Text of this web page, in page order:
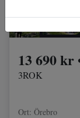
'
13 690 kr
3ROK
Ort: Örebro